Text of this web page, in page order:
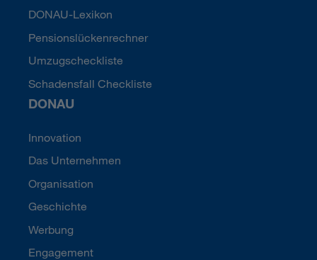
DONAU-Lexikon
Pensionslückenrechner
Umzugscheckliste
Schadensfall Checkliste
DONAU
Innovation
Das Unternehmen
Organisation
Geschichte
Werbung
Engagement